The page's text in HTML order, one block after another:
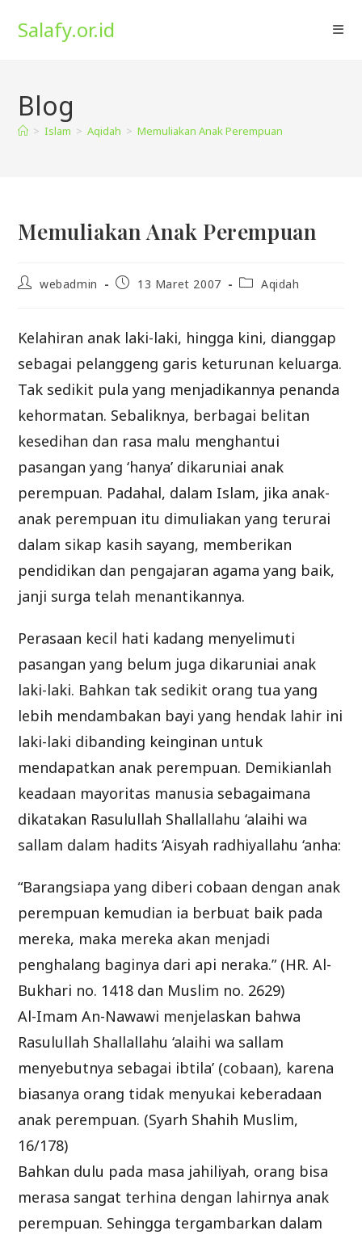
Salafy.or.id
Blog
> Islam > Aqidah > Memuliakan Anak Perempuan
Memuliakan Anak Perempuan
Postwebadmin
Post13 Maret 2007
PostAqidah
Kelahiran anak laki-laki, hingga kini, dianggap
sebagai pelanggeng garis keturunan keluarga.
Tak sedikit pula yang menjadikannya penanda
kehormatan. Sebaliknya, berbagai belitan
kesedihan dan rasa malu menghantui
pasangan yang ‘hanya’ dikaruniai anak
perempuan. Padahal, dalam Islam, jika anak-
anak perempuan itu dimuliakan yang terurai
dalam sikap kasih sayang, memberikan
pendidikan dan pengajaran agama yang baik,
janji surga telah menantikannya.
Perasaan kecil hati kadang menyelimuti
pasangan yang belum juga dikaruniai anak
laki-laki. Bahkan tak sedikit orang tua yang
lebih mendambakan bayi yang hendak lahir ini
laki-laki dibanding keinginan untuk
mendapatkan anak perempuan. Demikianlah
keadaan mayoritas manusia sebagaimana
dikatakan Rasulullah Shallallahu ‘alaihi wa
sallam dalam hadits ‘Aisyah radhiyallahu ‘anha:
“Barangsiapa yang diberi cobaan dengan anak
perempuan kemudian ia berbuat baik pada
mereka, maka mereka akan menjadi
penghalang baginya dari api neraka.” (HR. Al-
Bukhari no. 1418 dan Muslim no. 2629)
Al-Imam An-Nawawi menjelaskan bahwa
Rasulullah Shallallahu ‘alaihi wa sallam
menyebutnya sebagai ibtila’ (cobaan), karena
biasanya orang tidak menyukai keberadaan
anak perempuan. (Syarh Shahih Muslim,
16/178)
Bahkan dulu pada masa jahiliyah, orang bisa
merasa sangat terhina dengan lahirnya anak
perempuan. Sehingga tergambarkan dalam